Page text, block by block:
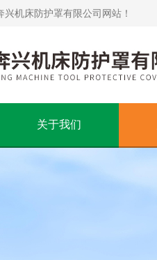
机床防护罩有限公司网站！
关于我们